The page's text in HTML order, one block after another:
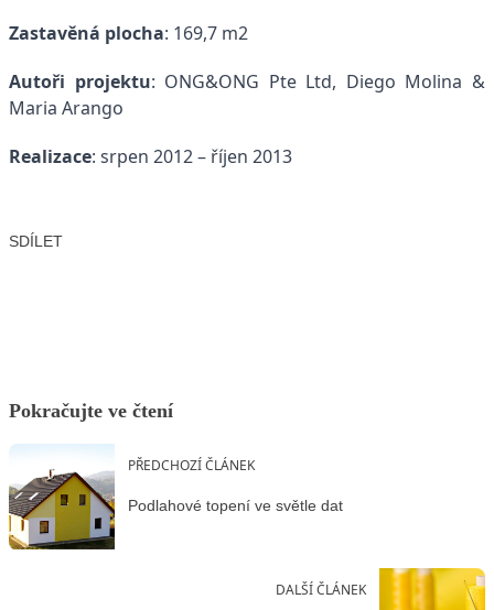
Zastavěná plocha: 169,7 m2
Autoři projektu: ONG&ONG Pte Ltd, Diego Molina &
Maria Arango
Realizace: srpen 2012 – říjen 2013
SDÍLET
Pokračujte ve čtení
PŘEDCHOZÍ ČLÁNEK
Podlahové topení ve světle dat
DALŠÍ ČLÁNEK